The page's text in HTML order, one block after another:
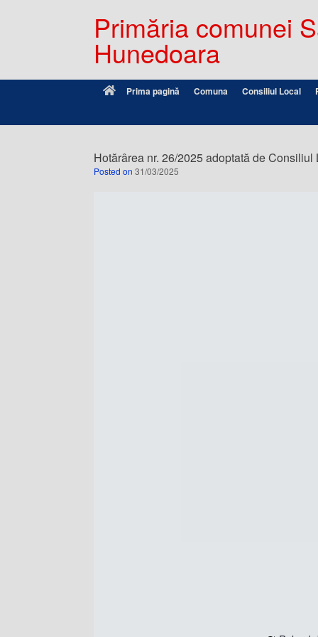
Primăria comunei
Hunedoara
Prima pagină Comuna Consiliul Local
Hotărârea nr. 26/2025 adoptată de
Posted on 31/03/2025